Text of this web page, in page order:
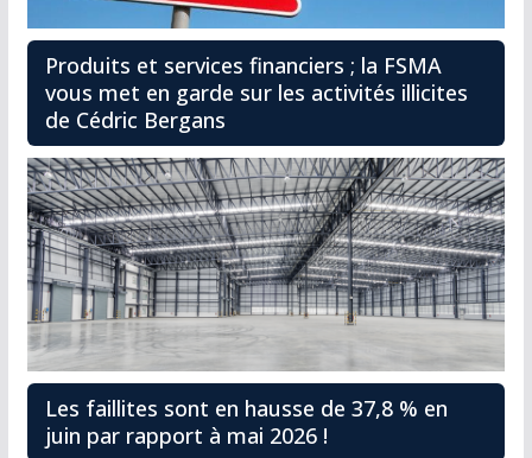
Produits et services financiers ; la FSMA
vous met en garde sur les activités illicites
de Cédric Bergans
Les faillites sont en hausse de 37,8 % en
juin par rapport à mai 2026 !